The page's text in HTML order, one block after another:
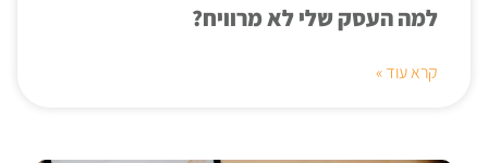
למה העסק שלי לא מרוויח?
קרא עוד »